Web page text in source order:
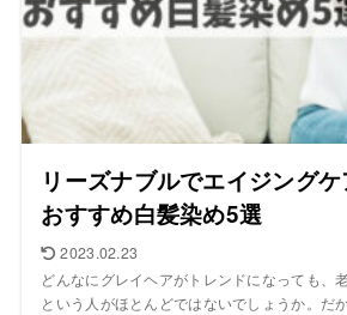
リーズナブルでエイジング
おすすめ白髪染め5選
2023.02.23
どんなにグレイヘアがトレンドになっても、
という人がほとんどではないでしょうか。だ